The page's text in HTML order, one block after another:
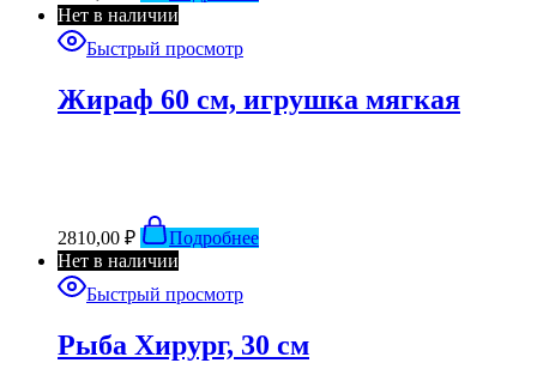
Нет в наличии
Быстрый просмотр
Жираф 60 см, игрушка мягкая
2810,00 ₽
Подробнее
Нет в наличии
Быстрый просмотр
Рыба Хирург, 30 см